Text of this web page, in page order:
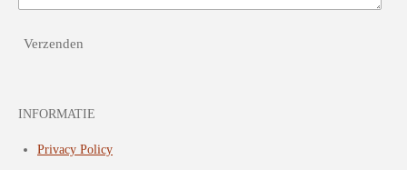
Verzenden
INFORMATIE
Privacy Policy